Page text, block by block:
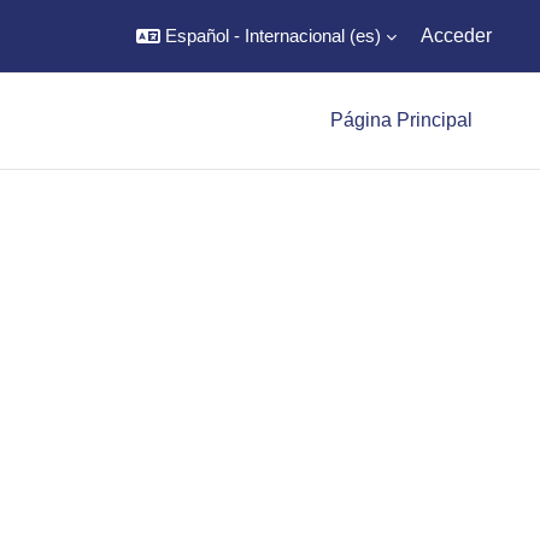
Español - Internacional ‎(es)‎ Acceder
Página Principal